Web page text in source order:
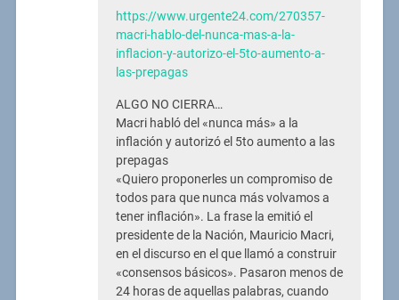
https://www.urgente24.com/270357-
macri-hablo-del-nunca-mas-a-la-
inflacion-y-autorizo-el-5to-aumento-a-
las-prepagas
ALGO NO CIERRA…
Macri habló del «nunca más» a la
inflación y autorizó el 5to aumento a las
prepagas
«Quiero proponerles un compromiso de
todos para que nunca más volvamos a
tener inflación». La frase la emitió el
presidente de la Nación, Mauricio Macri,
en el discurso en el que llamó a construir
«consensos básicos». Pasaron menos de
24 horas de aquellas palabras, cuando